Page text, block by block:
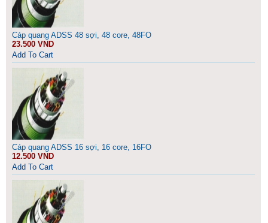
Cáp quang ADSS 48 sợi, 48 core, 48FO
23.500 VND
Add To Cart
Cáp quang ADSS 16 sợi, 16 core, 16FO
12.500 VND
Add To Cart